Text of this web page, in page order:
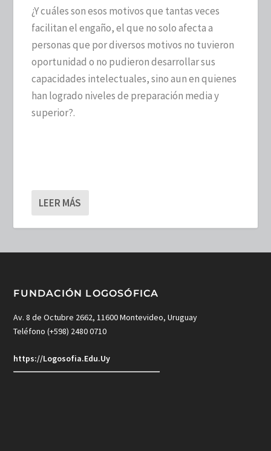
¿Y cuáles son esos motivos que tantas veces
facilitan el engaño, el que no solo afecta a
personas que por diversos motivos no tuvieron
oportunidad o no pudieron desarrollar sus
capacidades intelectuales, sino aun en quienes
han logrado niveles de preparación media y
superior?.
LEER MÁS
FUNDACIÓN LOGOSÓFICA
Av. 8 de Octubre 2662, 11600 Montevideo, Uruguay
Teléfono (+598) 2480 0710
https://Logosofia.Edu.Uy